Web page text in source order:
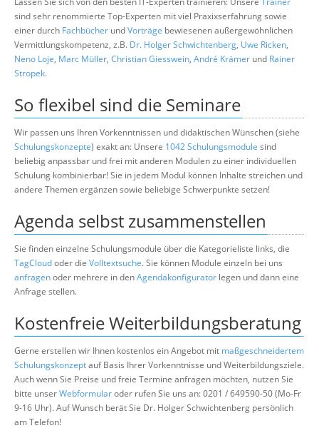
sind sehr renommierte Top-Experten mit viel Praxixserfahrung sowie
einer durch Fachbücher undVorträge bewiesenen außergewöhnlichen
Vermittlungskompetenz, z.B. Dr. Holger Schwichtenberg, Uwe Ricken,
Neno Loje, Marc Müller, Christian Giesswein, André Krämer und Rainer
Stropek.
So flexibel sind die Seminare
Wir passen uns Ihren Vorkenntnissen und didaktischen Wünschen (siehe
Schulungskonzepte) exakt an: Unsere 1042 Schulungsmodule sind
beliebig anpassbar und frei mit anderen Modulen zu einer individuellen
Schulung kombinierbar! Sie in jedem Modul können Inhalte streichen und
andere Themen ergänzen sowie beliebige Schwerpunkte setzen!
Agenda selbst zusammenstellen
Sie finden einzelne Schulungsmodule über die Kategorieliste links, die
TagCloudoder die Volltextsuche. Sie können Module einzeln bei uns
anfragenoder mehrere in denAgendakonfigurator legen und dann eine
Anfrage stellen.
Kostenfreie Weiterbildungsberatung
Gerne erstellen wir Ihnen kostenlos ein Angebot mit maßgeschneidertem
Schulungskonzeptauf Basis Ihrer Vorkenntnisse und Weiterbildungsziele.
Auch wenn Sie Preise und freie Termine anfragen möchten, nutzen Sie
bitte unserWebformularoder rufen Sie uns an: 0201 / 649590-50 (Mo-Fr
9-16 Uhr). Auf Wunsch berät Sie Dr. Holger Schwichtenberg persönlich
am Telefon!